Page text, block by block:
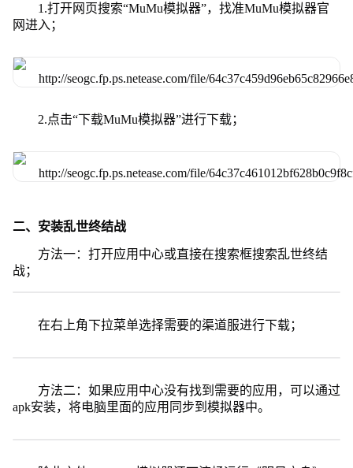
1.打开网页搜索“MuMu模拟器”，找准MuMu模拟器官
网进入；
2.点击“下载MuMu模拟器”进行下载；
二、安装乱世终结战
方法一：打开应用中心或直接在搜索框搜索乱世终结
战；
在右上角下拉菜单选择需要的渠道服进行下载；
方法二：如果应用中心没有找到需要的应用，可以通过
apk安装，将电脑里面的应用同步到模拟器中。